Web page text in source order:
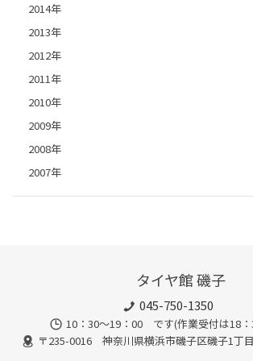
2014年
2013年
2012年
2011年
2010年
2009年
2008年
2007年
タイヤ館 磯子
045-750-1350
10：30～19：00 です(作業受付は18：
〒235-0016 神奈川県横浜市磯子区磯子1丁